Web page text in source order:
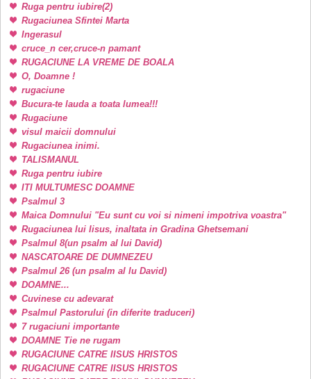
Ruga pentru iubire(2)
Rugaciunea Sfintei Marta
Ingerasul
cruce_n cer,cruce-n pamant
RUGACIUNE LA VREME DE BOALA
O, Doamne !
rugaciune
Bucura-te lauda a toata lumea!!!
Rugaciune
visul maicii domnului
Rugaciunea inimi.
TALISMANUL
Ruga pentru iubire
ITI MULTUMESC DOAMNE
Psalmul 3
Maica Domnului "Eu sunt cu voi si nimeni impotriva voastra"
Rugaciunea lui Iisus, inaltata in Gradina Ghetsemani
Psalmul 8(un psalm al lui David)
NASCATOARE DE DUMNEZEU
Psalmul 26 (un psalm al lu David)
DOAMNE...
Cuvinese cu adevarat
Psalmul Pastorului (in diferite traduceri)
7 rugaciuni importante
DOAMNE Tie ne rugam
RUGACIUNE CATRE IISUS HRISTOS
RUGACIUNE CATRE IISUS HRISTOS